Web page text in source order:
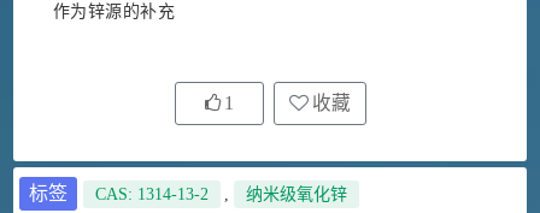
作为锌源的补充
1 收藏
标签 CAS: 1314-13-2 , 纳米级氧化锌